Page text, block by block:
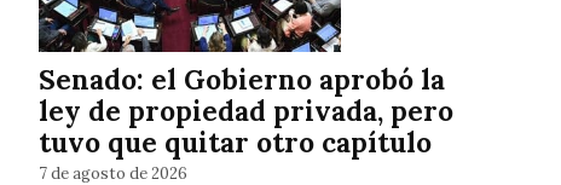
Senado: el Gobierno aprobó la
ley de propiedad privada, pero
tuvo que quitar otro capítulo
7 de agosto de 2026